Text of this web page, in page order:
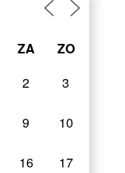
ZA
ZO
2 3
9 10
16 17